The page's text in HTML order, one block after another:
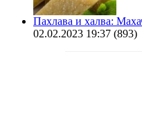
Пахлава и халва:
02.02.2023 19:37 (893)